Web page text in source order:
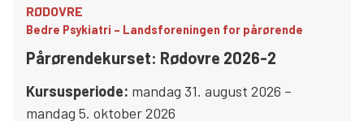
RØDOVRE
Bedre Psykiatri – Landsforeningen for pårørende
Pårørendekurset: Rødovre 2026-2
Kursusperiode: mandag 31. august 2026 –
mandag 5. oktober 2026